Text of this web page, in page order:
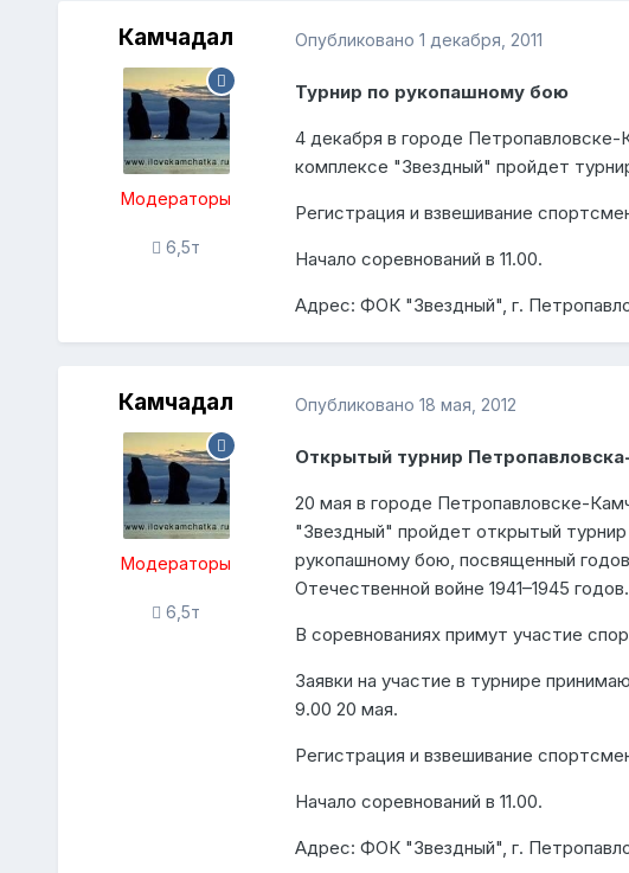
Камчадал
Модераторы
6,5т
Опубликовано 1 декабря, 2011
Турнир по рукопашному бою
4 декабря в городе
комплексе "Звездный" пройдет
Регистрация и взвешивание
Начало соревнований в 11.00.
Адрес: ФОК "Звездный", г.
Камчадал
Модераторы
6,5т
Опубликовано 18 мая, 2012
Открытый турнир
20 мая в городе Петропавловске-
"Звездный" пройдет открытый
рукопашному бою, посвященный
Отечественной войне 1941–1945 годов.
В соревнованиях примут участие
Заявки на участие в турнире
9.00 20 мая.
Регистрация и взвешивание
Начало соревнований в 11.00.
Адрес: ФОК "Звездный", г.